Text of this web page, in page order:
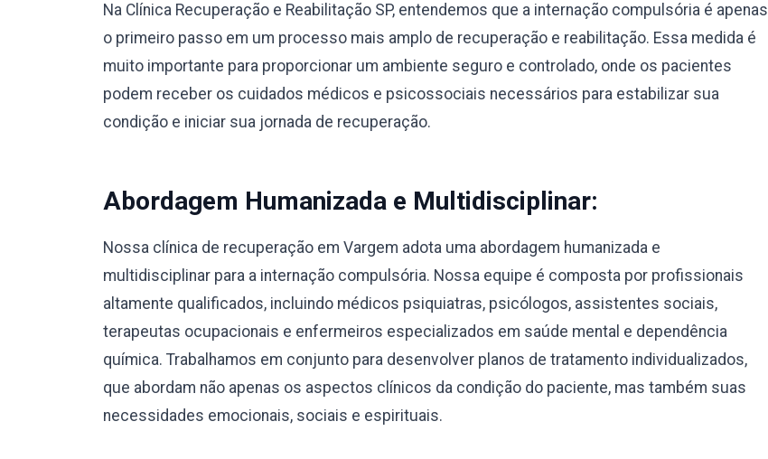
Na Clínica Recuperação e Reabilitação SP, entendemos que a internação compulsória é apenas
o primeiro passo em um processo mais amplo de recuperação e reabilitação. Essa medida é
muito importante para proporcionar um ambiente seguro e controlado, onde os pacientes
podem receber os cuidados médicos e psicossociais necessários para estabilizar sua
condição e iniciar sua jornada de recuperação.
Abordagem Humanizada e Multidisciplinar:
Nossa clínica de recuperação em Vargem adota uma abordagem humanizada e
multidisciplinar para a internação compulsória. Nossa equipe é composta por profissionais
altamente qualificados, incluindo médicos psiquiatras, psicólogos, assistentes sociais,
terapeutas ocupacionais e enfermeiros especializados em saúde mental e dependência
química. Trabalhamos em conjunto para desenvolver planos de tratamento individualizados,
que abordam não apenas os aspectos clínicos da condição do paciente, mas também suas
necessidades emocionais, sociais e espirituais.